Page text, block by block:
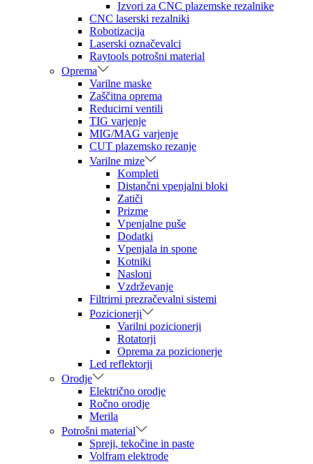
Izvori za CNC plazemske rezalnike
CNC laserski rezalniki
Robotizacija
Laserski označevalci
Raytools potrošni material
Oprema
Varilne maske
Zaščitna oprema
Reducirni ventili
TIG varjenje
MIG/MAG varjenje
CUT plazemsko rezanje
Varilne mize
Kompleti
Distančni vpenjalni bloki
Zatiči
Prizme
Vpenjalne puše
Dodatki
Vpenjala in spone
Kotniki
Nasloni
Vzdrževanje
Filtrirni prezračevalni sistemi
Pozicionerji
Varilni pozicionerji
Rotatorji
Oprema za pozicionerje
Led reflektorji
Orodje
Električno orodje
Ročno orodje
Merila
Potrošni material
Spreji, tekočine in paste
Volfram elektrode